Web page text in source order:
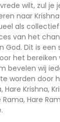
wilt, zul je
naar
als
van het
God. Dit is een
het bereiken
bevelen wij
worden door
Hare Krishna,
Hare